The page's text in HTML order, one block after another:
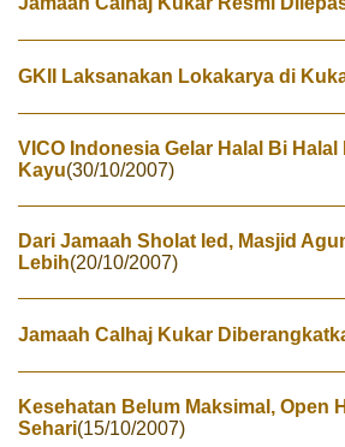
GKII Laksanakan Lokakarya di
VICO Indonesia Gelar Halal Bi
Kayu(30/10/2007)
Dari Jamaah Sholat Ied, Masjid
Lebih(20/10/2007)
Jamaah Calhaj Kukar
Kesehatan Belum Maksimal, Open
Sehari(15/10/2007)